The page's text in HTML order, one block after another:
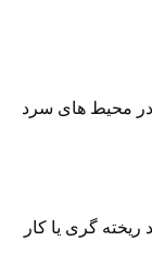
در محیط های سرد
ریخته گری یا کار